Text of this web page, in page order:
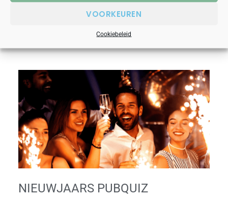
VOORKEUREN
Cookiebeleid
uitjesbureau
NIEUWJAARS PUBQUIZ
Nieuwjaars
Pubquiz